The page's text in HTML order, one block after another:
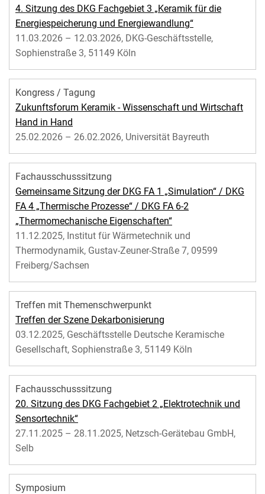
4. Sitzung des DKG Fachgebiet 3 „Keramik für die
Energiespeicherung und Energiewandlung“
11.03.2026 – 12.03.2026, DKG-Geschäftsstelle,
Sophienstraße 3, 51149 Köln
Kongress / Tagung
Zukunftsforum Keramik - Wissenschaft und Wirtschaft
Hand in Hand
25.02.2026 – 26.02.2026, Universität Bayreuth
Fachausschusssitzung
Gemeinsame Sitzung der DKG FA 1 „Simulation“ / DKG
FA 4 „Thermische Prozesse“ / DKG FA 6-2
„Thermomechanische Eigenschaften“
11.12.2025, Institut für Wärmetechnik und
Thermodynamik, Gustav-Zeuner-Straße 7, 09599
Freiberg/Sachsen
Treffen mit Themenschwerpunkt
Treffen der Szene Dekarbonisierung
03.12.2025, Geschäftsstelle Deutsche Keramische
Gesellschaft, Sophienstraße 3, 51149 Köln
Fachausschusssitzung
20. Sitzung des DKG Fachgebiet 2 „Elektrotechnik und
Sensortechnik“
27.11.2025 – 28.11.2025, Netzsch-Gerätebau GmbH,
Selb
Symposium